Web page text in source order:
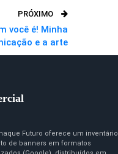
PRÓXIMO
você é! Minha
e a arte
Futuro oferece um inventário
de banners em formatos